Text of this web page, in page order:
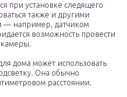
при установке следящего
также и другими
— например, датчиком
возможность провести
дома может использовать
Она обычно
расстоянии.